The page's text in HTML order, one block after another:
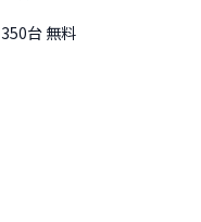
350台 無料